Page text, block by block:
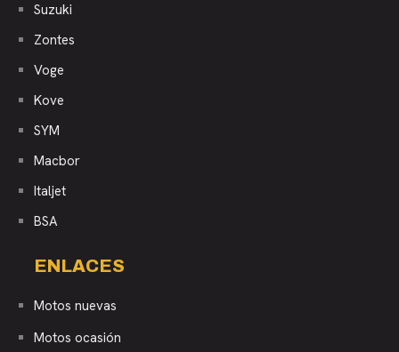
Suzuki
Zontes
Voge
Kove
SYM
Macbor
Italjet
BSA
ENLACES
Motos nuevas
Motos ocasión